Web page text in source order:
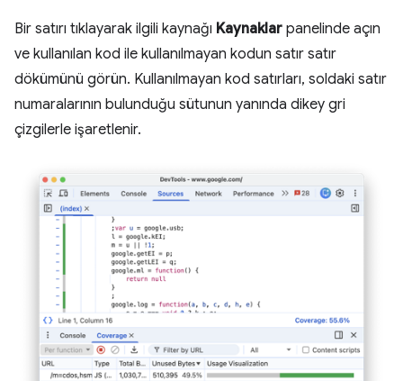
Bir satırı tıklayarak ilgili kaynağı Kaynaklar panelinde açın
ve kullanılan kod ile kullanılmayan kodun satır satır
dökümünü görün. Kullanılmayan kod satırları, soldaki satır
numaralarının bulunduğu sütunun yanında dikey gri
çizgilerle işaretlenir.